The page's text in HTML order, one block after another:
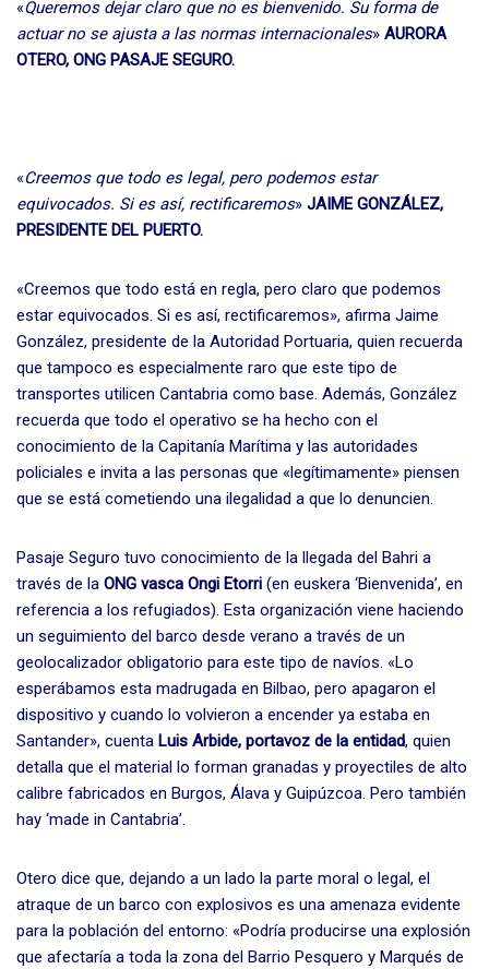
«Queremos dejar claro que no es bienvenido. Su forma de
actuar no se ajusta a las normas internacionales» AURORA
OTERO, ONG PASAJE SEGURO.
«Creemos que todo es legal, pero podemos estar
equivocados. Si es así, rectificaremos» JAIME GONZÁLEZ,
PRESIDENTE DEL PUERTO.
«Creemos que todo está en regla, pero claro que podemos
estar equivocados. Si es así, rectificaremos», afirma Jaime
González, presidente de la Autoridad Portuaria, quien recuerda
que tampoco es especialmente raro que este tipo de
transportes utilicen Cantabria como base. Además, González
recuerda que todo el operativo se ha hecho con el
conocimiento de la Capitanía Marítima y las autoridades
policiales e invita a las personas que «legítimamente» piensen
que se está cometiendo una ilegalidad a que lo denuncien.
Pasaje Seguro tuvo conocimiento de la llegada del Bahri a
través de la ONG vasca Ongi Etorri (en euskera ‘Bienvenida’, en
referencia a los refugiados). Esta organización viene haciendo
un seguimiento del barco desde verano a través de un
geolocalizador obligatorio para este tipo de navíos. «Lo
esperábamos esta madrugada en Bilbao, pero apagaron el
dispositivo y cuando lo volvieron a encender ya estaba en
Santander», cuenta Luis Arbide, portavoz de la entidad, quien
detalla que el material lo forman granadas y proyectiles de alto
calibre fabricados en Burgos, Álava y Guipúzcoa. Pero también
hay ‘made in Cantabria’.
Otero dice que, dejando a un lado la parte moral o legal, el
atraque de un barco con explosivos es una amenaza evidente
para la población del entorno: «Podría producirse una explosión
que afectaría a toda la zona del Barrio Pesquero y Marqués de